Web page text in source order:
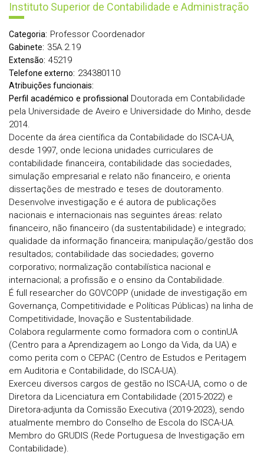
Instituto Superior de Contabilidade e Administração
Categoria: Professor Coordenador
Gabinete: 35A.2.19
Extensão: 45219
Telefone externo: 234380110
Atribuições funcionais:
Perfil académico e profissional Doutorada em Contabilidade
pela Universidade de Aveiro e Universidade do Minho, desde
2014.
Docente da área científica da Contabilidade do ISCA-UA,
desde 1997, onde leciona unidades curriculares de
contabilidade financeira, contabilidade das sociedades,
simulação empresarial e relato não financeiro, e orienta
dissertações de mestrado e teses de doutoramento.
Desenvolve investigação e é autora de publicações
nacionais e internacionais nas seguintes áreas: relato
financeiro, não financeiro (da sustentabilidade) e integrado;
qualidade da informação financeira; manipulação/gestão dos
resultados; contabilidade das sociedades; governo
corporativo; normalização contabilística nacional e
internacional; a profissão e o ensino da Contabilidade.
É full researcher do GOVCOPP (unidade de investigação em
Governança, Competitividade e Políticas Públicas) na linha de
Competitividade, Inovação e Sustentabilidade.
Colabora regularmente como formadora com o continUA
(Centro para a Aprendizagem ao Longo da Vida, da UA) e
como perita com o CEPAC (Centro de Estudos e Peritagem
em Auditoria e Contabilidade, do ISCA-UA).
Exerceu diversos cargos de gestão no ISCA-UA, como o de
Diretora da Licenciatura em Contabilidade (2015-2022) e
Diretora-adjunta da Comissão Executiva (2019-2023), sendo
atualmente membro do Conselho de Escola do ISCA-UA.
Membro do GRUDIS (Rede Portuguesa de Investigação em
Contabilidade).